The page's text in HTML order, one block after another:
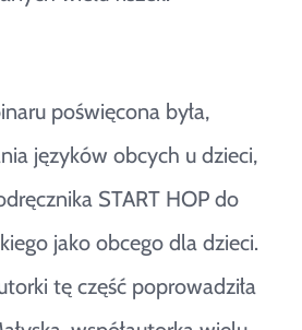
poświęcona była,
języków obcych u dzieci,
START HOP do
jako obcego dla dzieci.
tę część poprowadziła